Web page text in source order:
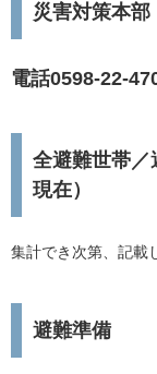
災害対策本部
電話0598-22-
全避難世帯／
現在）
集計でき次第、記載
避難準備